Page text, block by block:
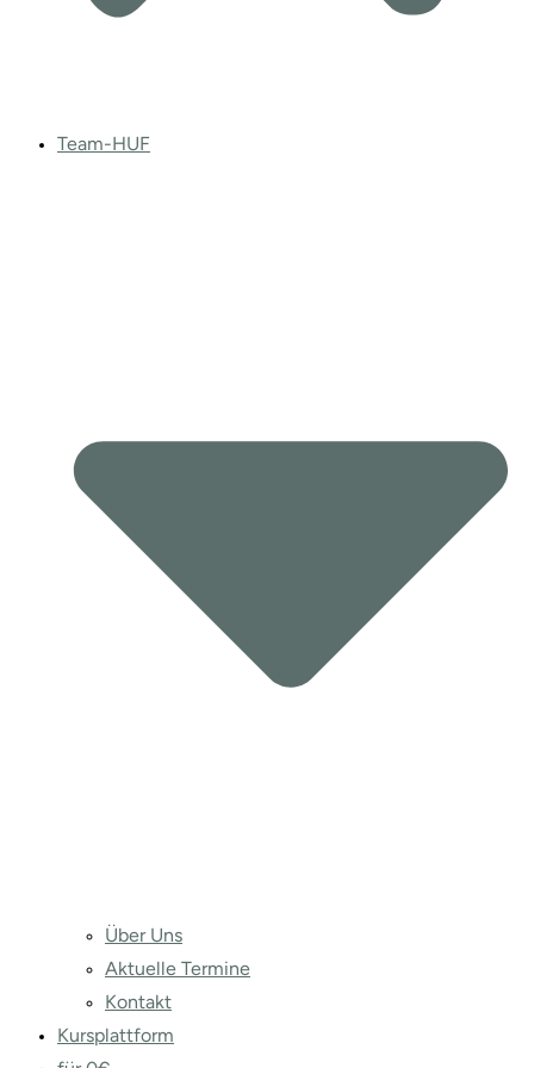
Team-HUF
Über Uns
Aktuelle Termine
Kontakt
Kursplattform